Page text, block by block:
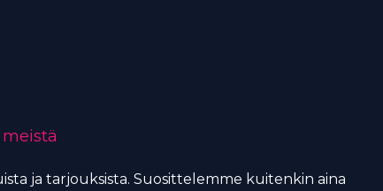
ja tarjouksista. Suosittelemme kuitenkin aina